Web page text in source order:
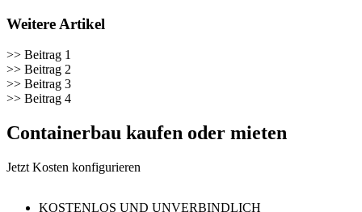
Weitere Artikel
>> Beitrag 1
>> Beitrag 2
>> Beitrag 3
>> Beitrag 4
Containerbau kaufen oder mieten
Jetzt Kosten konfigurieren
KOSTENLOS UND UNVERBINDLICH